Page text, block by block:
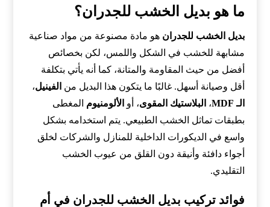
ما هو بديل الخشب للجدران؟
بديل الخشب للجدران هو مادة مصنوعة من مواد صناعية
مشابهة للخشب في الشكل واللمس، لكن بخصائص
أفضل من حيث المقاومة والمتانة، كما أنه يأتي بتكلفة
أقل وصيانة أسهل. غالبًا ما يتكون هذا البديل من الفينيل،
الـ MDF
، البلاستيك المقوى، أو الألومنيوم المغطى
بطبقات تماثل الخشب الطبيعي. يتم استخدامه بشكل
واسع في الديكورات الداخلية للمنازل والشركات لخلق
أجواء دافئة وأنيقة دون القلق من عيوب الخشب
التقليدي.
فوائد تركيب بديل الخشب للجدران في أم